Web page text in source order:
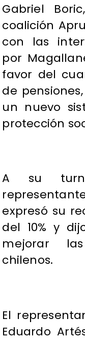
Gabriel
coalición
con las
por
favor del
de
un nuevo
protección
A su
expresó su
del 10% y
mejorar
chilenos.
El
Eduardo